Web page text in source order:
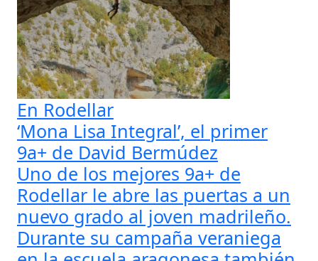
En Rodellar
‘Mona Lisa Integral’, el primer
9a+ de David Bermúdez
Uno de los mejores 9a+ de
Rodellar le abre las puertas a un
nuevo grado al joven madrileño.
Durante su campaña veraniega